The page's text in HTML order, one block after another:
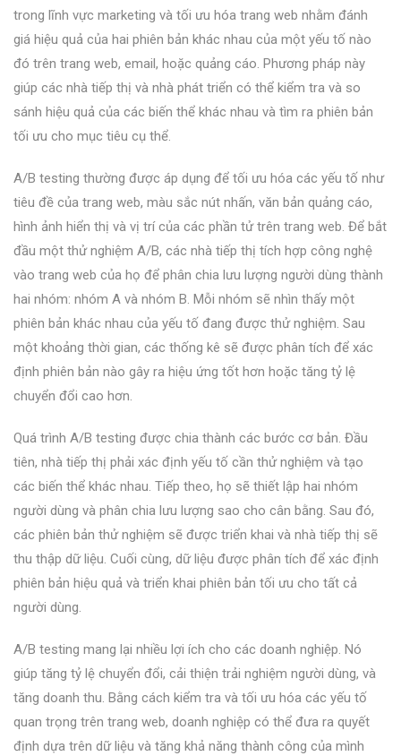
trong lĩnh vực marketing và tối ưu hóa trang web nhằm đánh
giá hiệu quả của hai phiên bản khác nhau của một yếu tố nào
đó trên trang web, email, hoặc quảng cáo. Phương pháp này
giúp các nhà tiếp thị và nhà phát triển có thể kiểm tra và so
sánh hiệu quả của các biến thể khác nhau và tìm ra phiên bản
tối ưu cho mục tiêu cụ thể.
A/B testing thường được áp dụng để tối ưu hóa các yếu tố như
tiêu đề của trang web, màu sắc nút nhấn, văn bản quảng cáo,
hình ảnh hiển thị và vị trí của các phần tử trên trang web. Để bắt
đầu một thử nghiệm A/B, các nhà tiếp thị tích hợp công nghệ
vào trang web của họ để phân chia lưu lượng người dùng thành
hai nhóm: nhóm A và nhóm B. Mỗi nhóm sẽ nhìn thấy một
phiên bản khác nhau của yếu tố đang được thử nghiệm. Sau
một khoảng thời gian, các thống kê sẽ được phân tích để xác
định phiên bản nào gây ra hiệu ứng tốt hơn hoặc tăng tỷ lệ
chuyển đổi cao hơn.
Quá trình A/B testing được chia thành các bước cơ bản. Đầu
tiên, nhà tiếp thị phải xác định yếu tố cần thử nghiệm và tạo
các biến thể khác nhau. Tiếp theo, họ sẽ thiết lập hai nhóm
người dùng và phân chia lưu lượng sao cho cân bằng. Sau đó,
các phiên bản thử nghiệm sẽ được triển khai và nhà tiếp thị sẽ
thu thập dữ liệu. Cuối cùng, dữ liệu được phân tích để xác định
phiên bản hiệu quả và triển khai phiên bản tối ưu cho tất cả
người dùng.
A/B testing mang lại nhiều lợi ích cho các doanh nghiệp. Nó
giúp tăng tỷ lệ chuyển đổi, cải thiện trải nghiệm người dùng, và
tăng doanh thu. Bằng cách kiểm tra và tối ưu hóa các yếu tố
quan trọng trên trang web, doanh nghiệp có thể đưa ra quyết
định dựa trên dữ liệu và tăng khả năng thành công của mình